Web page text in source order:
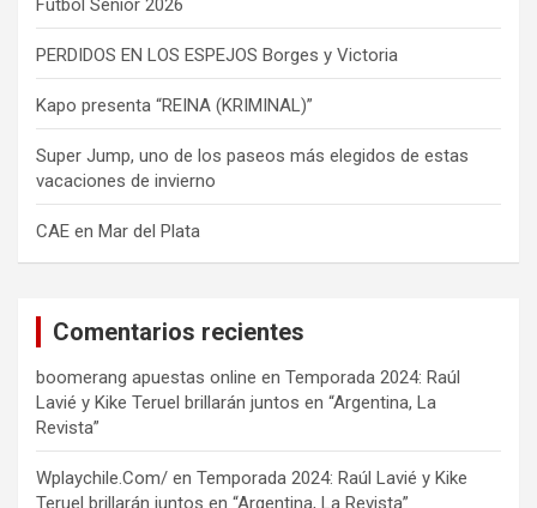
Fútbol Sénior 2026
PERDIDOS EN LOS ESPEJOS Borges y Victoria
Kapo presenta “REINA (KRIMINAL)”
Super Jump, uno de los paseos más elegidos de estas
vacaciones de invierno
CAE en Mar del Plata
Comentarios recientes
boomerang apuestas online en Temporada 2024: Raúl
Lavié y Kike Teruel brillarán juntos en “Argentina, La
Revista”
Wplaychile.Com/ en Temporada 2024: Raúl Lavié y Kike
Teruel brillarán juntos en “Argentina, La Revista”